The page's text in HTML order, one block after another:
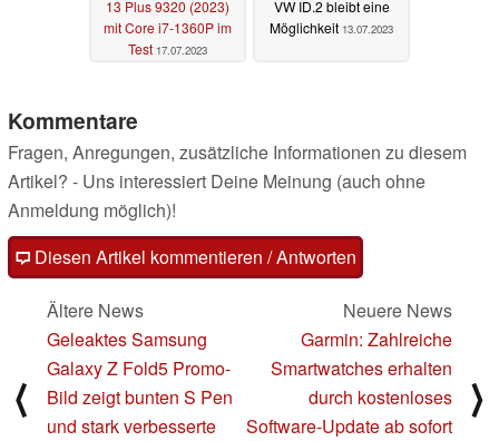
13 Plus 9320 (2023)
mit Core i7-1360P im
Test 17.07.2023
VW ID.2 bleibt eine
Möglichkeit 13.07.2023
Kommentare
Fragen, Anregungen, zusätzliche Informationen zu diesem
Artikel? - Uns interessiert Deine Meinung (auch ohne
Anmeldung möglich)!
Diesen Artikel kommentieren / Antworten
⟨
Ältere News
Geleaktes Samsung
Galaxy Z Fold5 Promo-
Bild zeigt bunten S Pen
und stark verbesserte
Neuere News
Garmin: Zahlreiche
Smartwatches erhalten
durch kostenloses
Software-Update ab sofort
⟩